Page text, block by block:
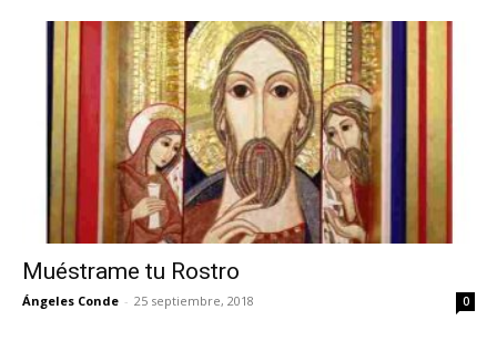
Muéstrame tu Rostro
Ángeles Conde - 25 septiembre, 2018 0